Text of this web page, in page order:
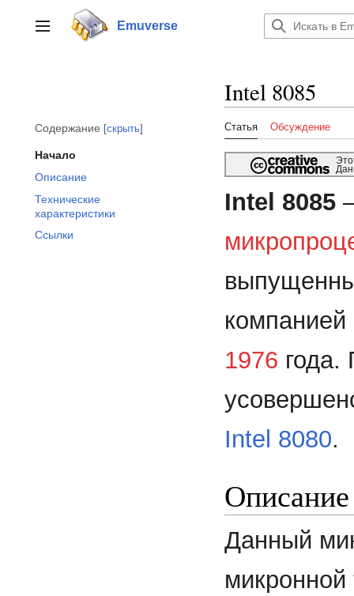
к
содержанию
Переключить боковую панель
Emuverse
Содержание скрыть
Начало
Описание
Технические
характеристики
Ссылки
Intel 8085
Статья Обсуждение
Intel 8085
компанией
1976 года.
Intel 8080.
Описание
Данный
микронной